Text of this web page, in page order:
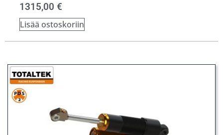
1315,00 €
Lisää ostoskoriin